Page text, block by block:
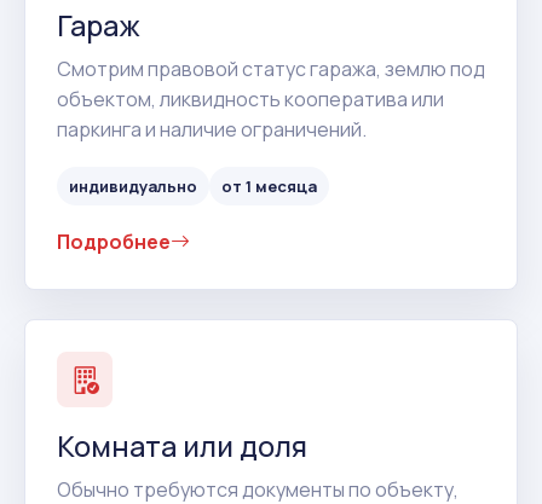
Гараж
Смотрим правовой статус гаража, землю под
объектом, ликвидность кооператива или
паркинга и наличие ограничений.
индивидуально от 1 месяца
Подробнее
Комната или доля
Обычно требуются документы по объекту,